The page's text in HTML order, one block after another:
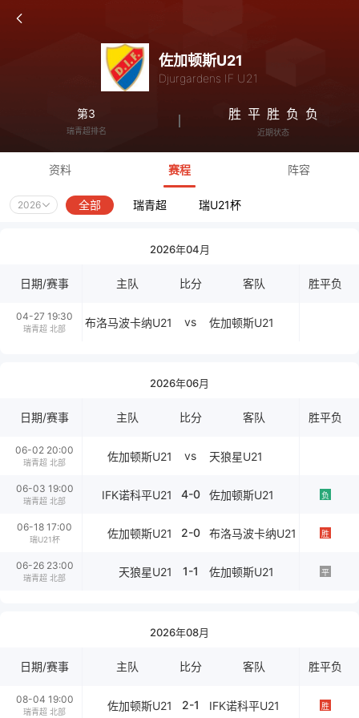
佐加顿斯U21
Djurgardens IF U21
第3
瑞青超排名
胜 平 胜 负 负
近期状态
资料 赛程 阵容
2026 全部 瑞青超 瑞U21杯
2026年04月
日期/赛事 主队 比分 客队 胜平负
04-27 19:30
瑞青超 北部 布洛马波卡纳U21 vs 佐加顿斯U21
2026年06月
日期/赛事 主队 比分 客队 胜平负
06-02 20:00
瑞青超 北部 佐加顿斯U21 vs 天狼星U21
06-03 19:00
瑞青超 北部 IFK诺科平U21 4-0 佐加顿斯U21 负
06-18 17:00
瑞U21杯 佐加顿斯U21 2-0 布洛马波卡纳U21 胜
06-26 23:00
瑞青超 北部 天狼星U21 1-1 佐加顿斯U21 平
2026年08月
日期/赛事 主队 比分 客队 胜平负
08-04 19:00
瑞青超 北部 佐加顿斯U21 2-1 IFK诺科平U21 胜